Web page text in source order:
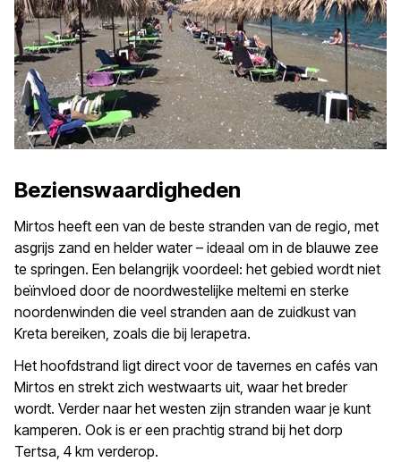
Bezienswaardigheden
Mirtos heeft een van de beste stranden van de regio, met
asgrijs zand en helder water – ideaal om in de blauwe zee
te springen. Een belangrijk voordeel: het gebied wordt niet
beïnvloed door de noordwestelijke meltemi en sterke
noordenwinden die veel stranden aan de zuidkust van
Kreta bereiken, zoals die bij Ierapetra.
Het hoofdstrand ligt direct voor de tavernes en cafés van
Mirtos en strekt zich westwaarts uit, waar het breder
wordt. Verder naar het westen zijn stranden waar je kunt
kamperen. Ook is er een prachtig strand bij het dorp
Tertsa, 4 km verderop.